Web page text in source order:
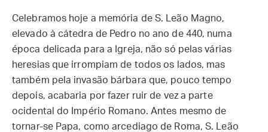
Celebramos hoje a memória de S. Leão Magno,
elevado à cátedra de Pedro no ano de 440, numa
época delicada para a Igreja, não só pelas várias
heresias que irrompiam de todos os lados, mas
também pela invasão bárbara que, pouco tempo
depois, acabaria por fazer ruir de vez a parte
ocidental do Império Romano. Antes mesmo de
tornar-se Papa, como arcediago de Roma, S. Leão